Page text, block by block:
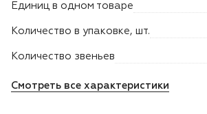
Снегоотбрасыватели
Садовые ножницы
Единиц в одном товаре
Количество в упаковке, шт.
Количество звеньев
Смотреть все характеристики